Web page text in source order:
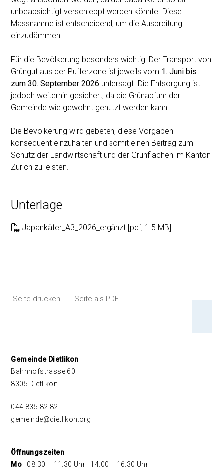
unbeabsichtigt verschleppt werden könnte. Diese
Massnahme ist entscheidend, um die Ausbreitung
einzudämmen.
Für die Bevölkerung besonders wichtig: Der Transport von
Grüngut aus der Pufferzone ist jeweils vom 1. Juni bis
zum 30. September 2026 untersagt. Die Entsorgung ist
jedoch weiterhin gesichert, da die Grünabfuhr der
Gemeinde wie gewohnt genutzt werden kann.
Die Bevölkerung wird gebeten, diese Vorgaben
konsequent einzuhalten und somit einen Beitrag zum
Schutz der Landwirtschaft und der Grünflächen im Kanton
Zürich zu leisten.
Unterlage
Japankäfer_A3_2026_ergänzt [pdf, 1.5 MB]
Seite drucken Seite als PDF
Footer
Gemeinde Dietlikon
Bahnhofstrasse 60
8305 Dietlikon
044 835 82 82
gemeinde@dietlikon.org
Öffnungszeiten
Mo
08.30 – 11.30 Uhr
14.00 – 16.30 Uhr